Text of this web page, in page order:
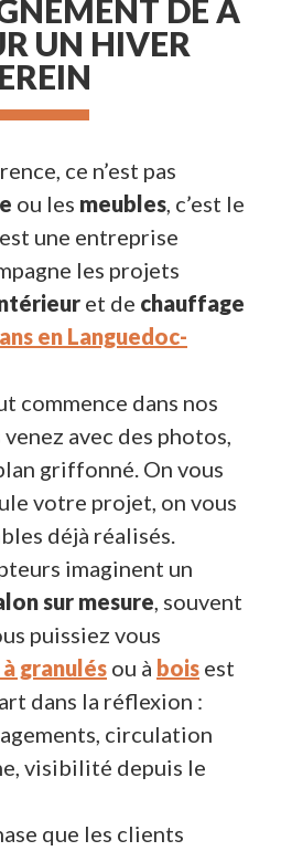
DE A
UN HIVER
ce n’est pas
ou les meubles, c’est le
est une entreprise
les projets
et de chauffage
en Languedoc-
commence dans nos
venez avec des photos,
griffonné. On vous
votre projet, on vous
déjà réalisés.
imaginent un
sur mesure, souvent
puissiez vous
granulés ou à bois est
dans la réflexion :
circulation
visibilité depuis le
que les clients